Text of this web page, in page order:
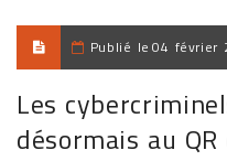
Publié le 04 février
Les
désormais au